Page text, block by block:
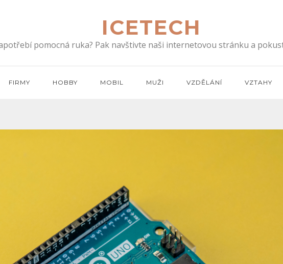
ICETECH
pomocná ruka? Pak navštivte naši internetovou stránku a
FIRMY HOBBY MOBIL MUŽI VZDĚLÁNÍ VZTAHY